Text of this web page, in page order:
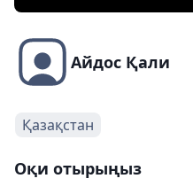
Айдос Қали
Қазақстан
Оқи отырыңыз